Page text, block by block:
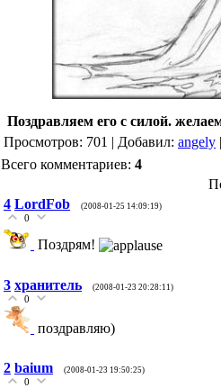
Поздравляем его c силой.
Просмотров: 701 | Добавил: angely
Всего комментариев: 4
4 LordFob (2008-01-25 14:09:19)
0
Поздрям!
3 хранитель (2008-01-23 20:28:11)
0
поздравляю)
2 baium (2008-01-23 19:50:25)
0